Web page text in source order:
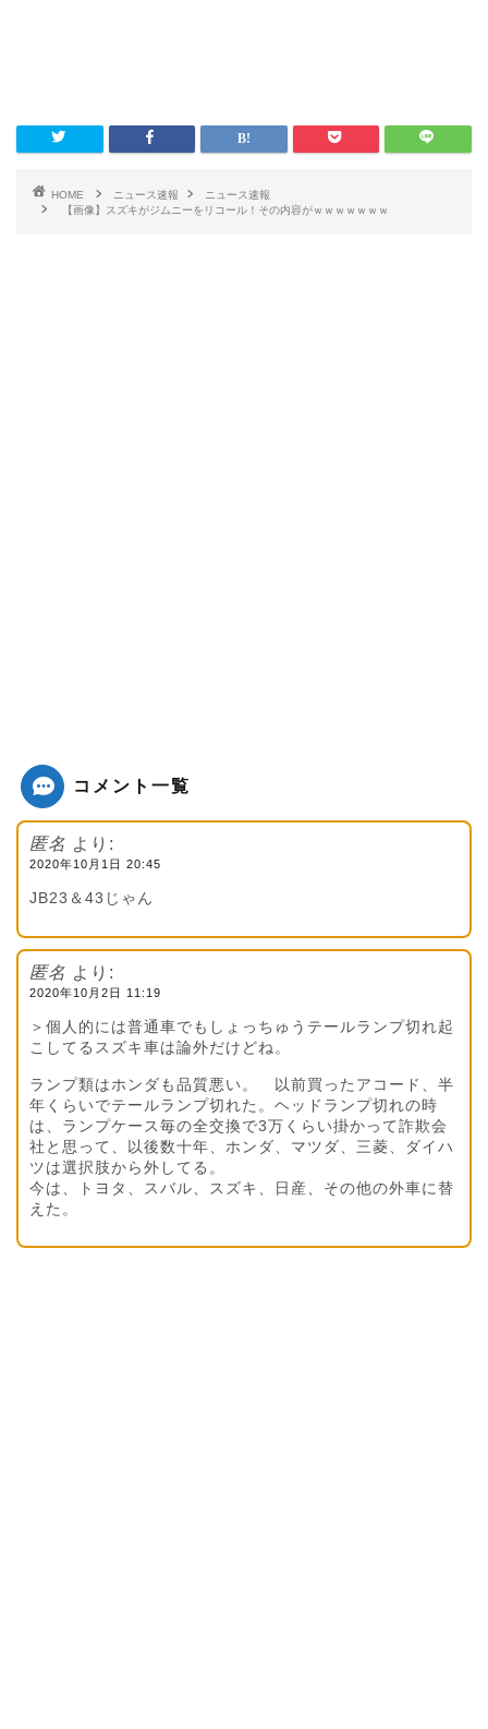
HOME ニュース速報
ニュース速報
【画像】スズキがジムニーをリコール！その内容がｗｗｗｗｗｗｗ
コメント一覧
匿名 より:
2020年10月1日 20:45
JB23＆43じゃん
匿名 より:
2020年10月2日 11:19
＞個人的には普通車でもしょっちゅうテールランプ切れ起
こしてるスズキ車は論外だけどね。
ランプ類はホンダも品質悪い。 以前買ったアコード、半
年くらいでテールランプ切れた。ヘッドランプ切れの時
は、ランプケース毎の全交換で3万くらい掛かって詐欺会
社と思って、以後数十年、ホンダ、マツダ、三菱、ダイハ
ツは選択肢から外してる。
今は、トヨタ、スバル、スズキ、日産、その他の外車に替
えた。